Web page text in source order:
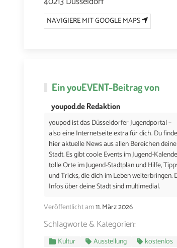
NAVIGIERE MIT GOOGLE MAPS
EinyouEVENT-Beitrag von
youpod.de Redaktion
youpod ist das Düsseldorfer Jugendportal –
also eine Internetseite extra für dich. Du
hier aktuelle News aus allen Bereichen
Stadt. Es gibt coole Events im Jugend-
tolle Orte im Jugend-Stadtplan und Hilfe,
und Tricks, die dich im Leben weiterbringen.
Infos über deine Stadt sind multimedial.
Veröffentlicht am11. März 2026
Schlagworte & Kategorien:
Kultur Ausstellung kostenlos